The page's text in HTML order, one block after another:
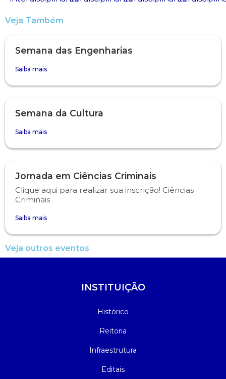
Veja Também
Semana das Engenharias
Saiba mais
Semana da Cultura
Saiba mais
Jornada em Ciências Criminais
Clique aqui para realizar sua inscrição! Ciências
Criminais
Saiba mais
Veja outros eventos
INSTITUIÇÃO
Histórico
Reitoria
Infraestrutura
Editais
Psicologia
Publicidade e Propaganda
Segunda Chamada
Seguro Escolar
Publicações Científicas
Revistas Campo Real